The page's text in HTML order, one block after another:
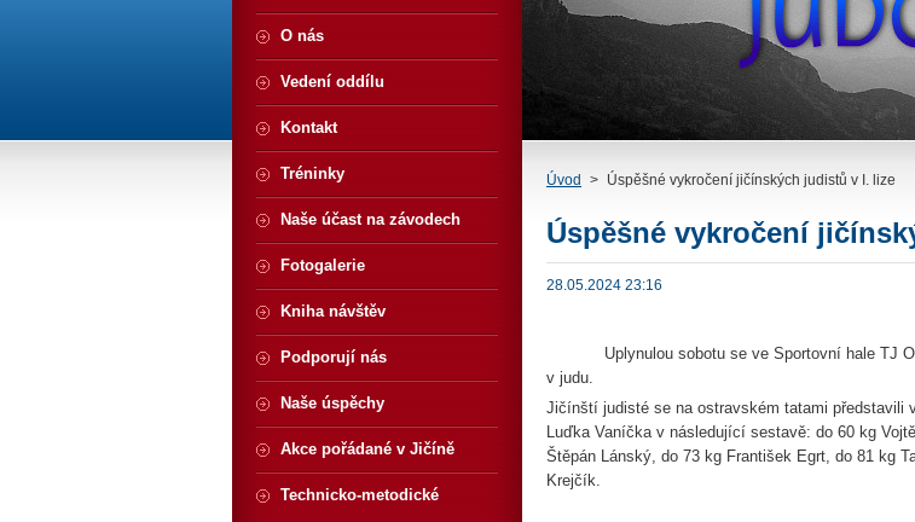
Úvod > Úspěšné vykročení jičínských judistů v I. lize
Úspěšné vykročení
28.05.2024 23:16
Uplynulou sobotu se ve Sportovní hale TJ
v judu.
Jičínští judisté se na ostravském tatami představili
Luďka Vaníčka v následující sestavě: do 60 kg
Štěpán Lánský, do 73 kg František Egrt, do 81 kg
Krejčík.
O nás
Vedení oddílu
Kontakt
Tréninky
Naše účast na závodech
Fotogalerie
Kniha návštěv
Podporují nás
Naše úspěchy
Akce pořádané v Jičíně
Technicko-metodické